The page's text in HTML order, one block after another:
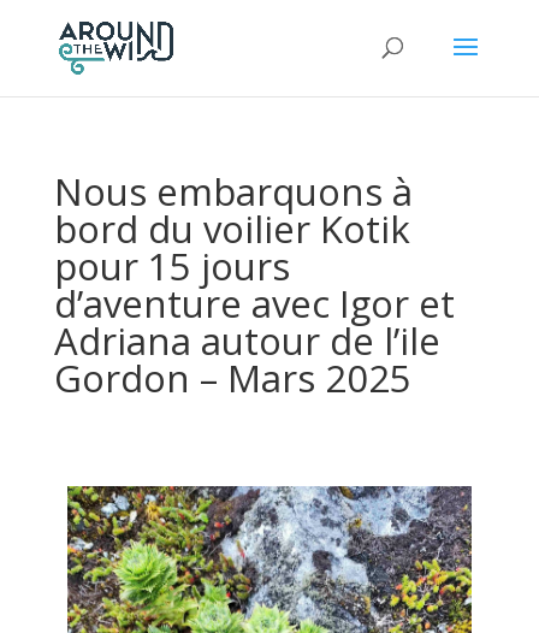
Nous embarquons à
bord du voilier Kotik
pour 15 jours
d’aventure avec Igor et
Adriana autour de l’ile
Gordon – Mars 2025